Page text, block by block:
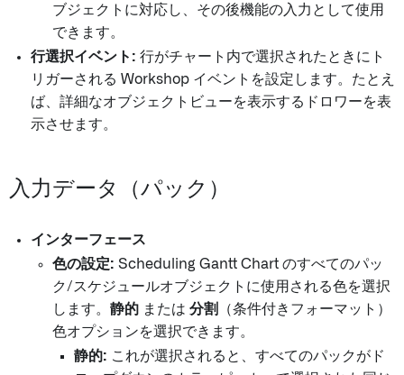
ブジェクトに対応し、その後機能の入力として使用
できます。
行選択イベント: 行がチャート内で選択されたときにト
リガーされる Workshop イベントを設定します。たとえ
ば、詳細なオブジェクトビューを表示するドロワーを表
示させます。
入力データ（パック）
インターフェース
色の設定: Scheduling Gantt Chart のすべてのパッ
ク/スケジュールオブジェクトに使用される色を選択
します。 静的 または 分割
（条件付きフォーマット）
色オプションを選択できます。
静的: これが選択されると、すべてのパックがド